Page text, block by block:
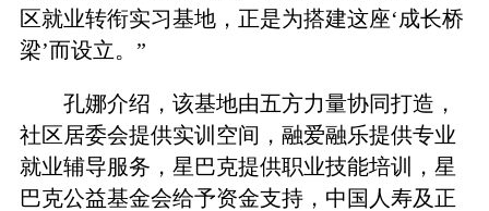
区就业转衔实习基地，正是为搭建这座‘成长桥
梁’而设立。”
孔娜介绍，该基地由五方力量协同打造，
社区居委会提供实训空间，融爱融乐提供专业
就业辅导服务，星巴克提供职业技能培训，星
巴克公益基金会给予资金支持，中国人寿及正